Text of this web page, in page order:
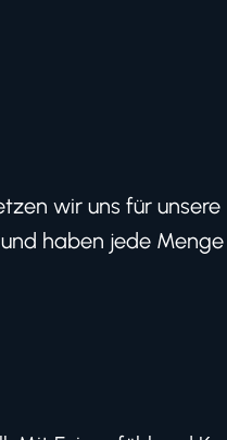
wir uns für unsere
haben jede Menge